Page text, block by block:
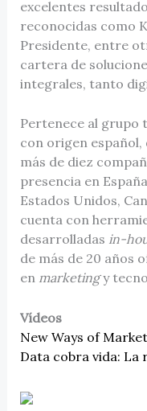
excelentes
reconocidas como
Presidente, entre
cartera de
integrales, tanto
Pertenece al grupo
con origen
más de diez
presencia en
Estados Unidos,
cuenta con
desarrolladas in-
de más de 20 años
en marketingy
Vídeos
New Ways of
Data cobra vida: La